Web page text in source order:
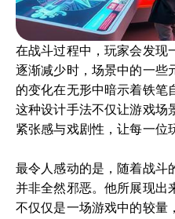
在战斗过程中，玩家会发现
逐渐减少时，场景中的一些
的变化在无形中暗示着铁笔
这种设计手法不仅让游戏场
紧张感与戏剧性，让每一位
最令人感动的是，随着战斗
并非全然邪恶。他所展现出
不仅仅是一场游戏中的较量